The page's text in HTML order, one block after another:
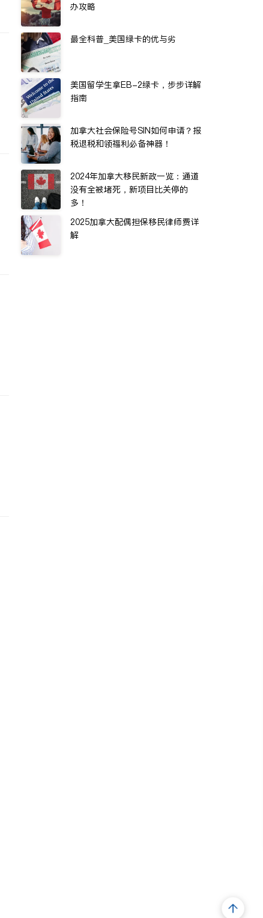
办攻略
最全科普_美国绿卡的优与劣
美国留学生拿EB-2绿卡，步步详解
指南
加拿大社会保险号SIN如何申请？报
税退税和领福利必备神器！
2024年加拿大移民新政一览：通道
没有全被堵死，新项目比关停的
多！
2025加拿大配偶担保移民律师费详
解